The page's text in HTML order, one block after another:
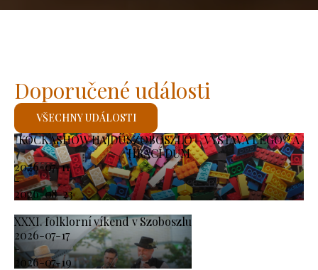
KOCKASHOW HAJDÚSZOBOSZLÓ – VÝSTAVA LEGO® A
HRACÍ DŮM
2026-07-11
-
2026-08-23
XXXI. folklorní víkend v Szoboszlu
2026-07-17
-
2026-07-19
Doporučené události
VŠECHNY UDÁLOSTI